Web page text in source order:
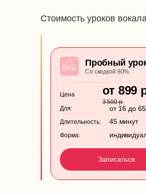
Стоимость уроков
Пробный
Со скидкой 80%
Цена от 899
3 500 р.
Для:
от 16 до
Длительность: 45 минут
Форма:
Записаться